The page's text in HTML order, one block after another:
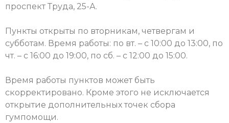
проспект Труда, 25-А.
Пункты открыты по вторникам, четвергам и
субботам. Время работы: по вт. – с 10:00 до 13:00, по
чт. – с 16:00 до 19:00, по сб. – с 12:00 до 15:00.
Время работы пунктов может быть
скорректировано. Кроме этого не исключается
открытие дополнительных точек сбора
гумпомощи.